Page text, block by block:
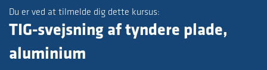
Du er ved at tilmelde dig dette kursus:
TIG-svejsning af tyndere plade,
aluminium